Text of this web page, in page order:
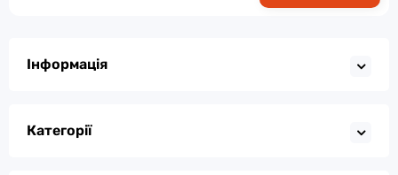
Інформація
Категорії